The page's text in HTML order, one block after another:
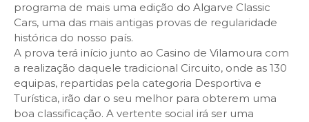
programa de mais uma edição do Algarve Classic
Cars, uma das mais antigas provas de regularidade
histórica do nosso país.
A prova terá início junto ao Casino de Vilamoura com
a realização daquele tradicional Circuito, onde as 130
equipas, repartidas pela categoria Desportiva e
Turística, irão dar o seu melhor para obterem uma
boa classificação. A vertente social irá ser uma